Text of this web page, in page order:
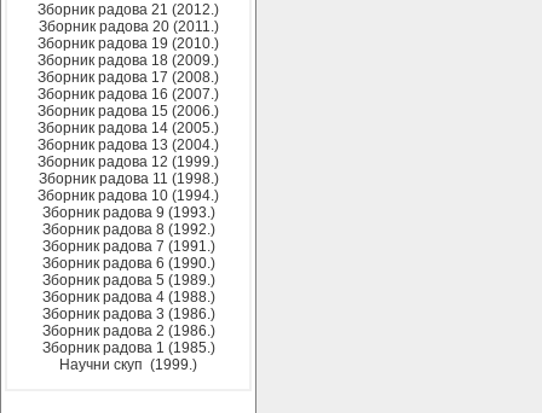
Зборник радова 21 (2012.)
Зборник радова 20 (2011.)
Зборник радова 19 (2010.)
Зборник радова 18 (2009.)
Зборник радова 17 (2008.)
Зборник радова 16 (2007.)
Зборник радова 15 (2006.)
Зборник радова 14 (2005.)
Зборник радова 13 (2004.)
Зборник радова 12 (1999.)
Зборник радова 11 (1998.)
Зборник радова 10 (1994.)
Зборник радова 9 (1993.)
Зборник радова 8 (1992.)
Зборник радова 7 (1991.)
Зборник радова 6 (1990.)
Зборник радова 5 (1989.)
Зборник радова 4 (1988.)
Зборник радова 3 (1986.)
Зборник радова 2 (1986.)
Зборник радова 1 (1985.)
Научни скуп (1999.)